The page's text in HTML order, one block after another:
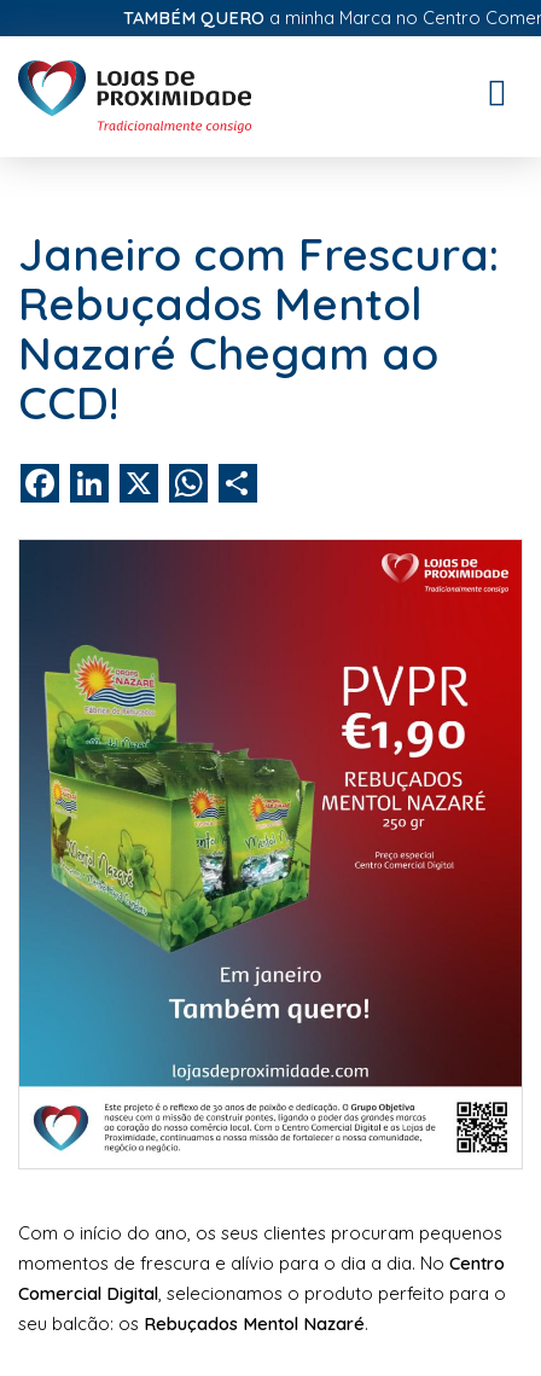
TAMBÉM QUEROa minha Marca no Centro
Janeiro com Frescura:
Rebuçados Mentol
Nazaré Chegam ao
CCD!
FacebookLinkedIn WhatsApp
Com o início do ano, os seus clientes procuram pequenos
momentos de frescura e alívio para o dia a dia. No Centro
Comercial Digital , selecionamos o produto perfeito para o
seu balcão: os Rebuçados Mentol Nazaré.